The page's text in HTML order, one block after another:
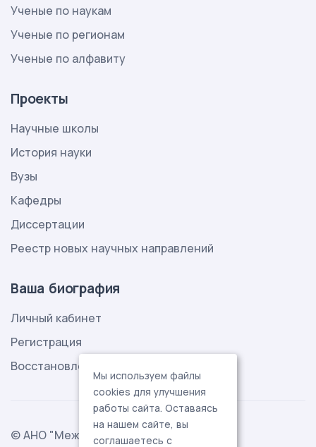
Ученые по наукам
Ученые по регионам
Ученые по алфавиту
Проекты
Научные школы
История науки
Вузы
Кафедры
Диссертации
Реестр новых научных направлений
Ваша биография
Личный кабинет
Регистрация
Восстановление пароля
© АНО "Международная ассоциация
Мы используем файлы
cookies для улучшения
работы сайта. Оставаясь
на нашем сайте, вы
соглашаетесь с